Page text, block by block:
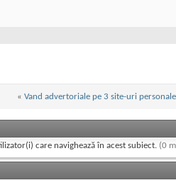
« Vand advertoriale pe 3 site-uri personale
care navighează în acest subiect. (0